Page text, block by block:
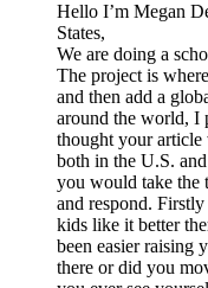
Hello I’m Megan
States,
We are doing a
The project is
and then add a
around the world, I
thought your
both in the U.S.
you would take the
and respond.
kids like it better
been easier raising
there or did you